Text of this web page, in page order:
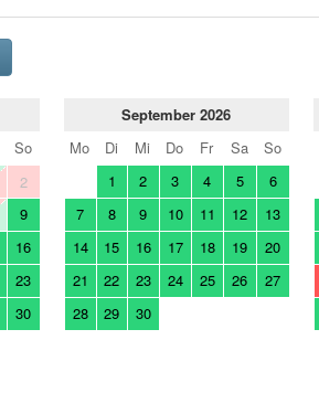
So
2
9
16
23
30
September 2026
Mo
Di Mi Do Fr Sa
So
1
2 3 4 5
6
7
8 9 10 11 12
13
14
15 16 17 18 19
20
21
22 23 24 25 26
27
28
29 30